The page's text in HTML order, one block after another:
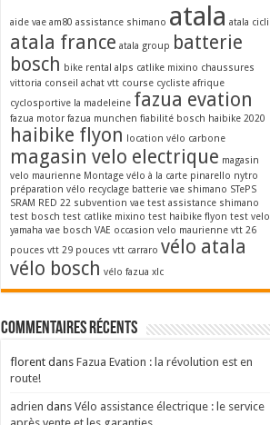
aide vae am80 assistance shimano atala atala cicli
atala france atala group batterie
bosch bike rental alps catlike mixino chaussures
vittoria conseil achat vtt course cycliste afrique
cyclosportive la madeleine fazua evation
fazua motor fazua munchen fiabilité bosch haibike 2020
haibike flyon location vélo carbone
magasin velo electrique magasin
velo maurienne Montage vélo à la carte pinarello nytro
préparation vélo recyclage batterie vae shimano STePS
SRAM RED 22 subvention vae test assistance shimano
test bosch test catlike mixino test haibike flyon test velo
yamaha vae bosch VAE occasion velo maurienne vtt 26
pouces vtt 29 pouces vtt carraro vélo atala
vélo bosch vélo fazua xlc
Commentaires récents
florentdans Fazua Evation : la révolution est en
route!
adrien dans Vélo assistance électrique : le service